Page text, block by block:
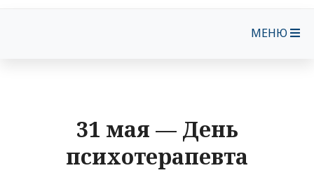
МЕНЮ
31 мая — День
психотерапевта